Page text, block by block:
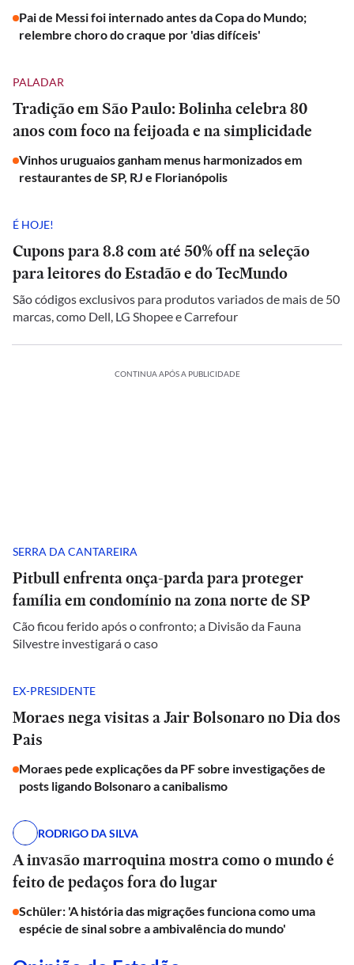
Pai de Messi foi internado antes da Copa do Mundo;
relembre choro do craque por 'dias difíceis'
PALADAR
Tradição em São Paulo: Bolinha celebra 80
anos com foco na feijoada e na simplicidade
Vinhos uruguaios ganham menus harmonizados em
restaurantes de SP, RJ e Florianópolis
É HOJE!
Cupons para 8.8 com até 50% off na seleção
para leitores do Estadão e do TecMundo
São códigos exclusivos para produtos variados de mais de 50
marcas, como Dell, LG Shopee e Carrefour
CONTINUA APÓS A PUBLICIDADE
SERRA DA CANTAREIRA
Pitbull enfrenta onça-parda para proteger
família em condomínio na zona norte de SP
Cão ficou ferido após o confronto; a Divisão da Fauna
Silvestre investigará o caso
EX-PRESIDENTE
Moraes nega visitas a Jair Bolsonaro no Dia dos
Pais
Moraes pede explicações da PF sobre investigações de
posts ligando Bolsonaro a canibalismo
RODRIGO DA SILVA
A invasão marroquina mostra como o mundo é
feito de pedaços fora do lugar
Schüler: 'A história das migrações funciona como uma
espécie de sinal sobre a ambivalência do mundo'